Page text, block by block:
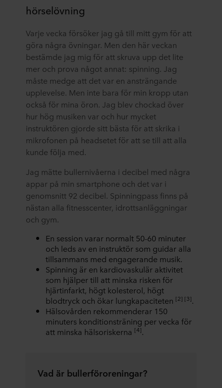
hörselövning
Varje vecka försöker jag gå till mitt gym för att
göra några övningar. Men den här veckan
bestämde jag mig för att skruva upp det lite
mer och prova något annat: spinning. Jag
måste medge att det var en ansträngande
upplevelse. Men inte bara för min kropp utan
också för mina öron. Jag blev chockad över
hur hög musiken var och hur mycket
instruktören gjorde sitt bästa för att skrika i
mikrofonen på headsetet för att se till att alla
kunde följa med.
Jag mätte bullernivåerna i decibel med några
appar på min smartphone och det var i
genomsnitt 92 decibel. Spinningpass finns på
nästan alla fitnesscenter, idrottsanläggningar
och gym.
En session varar normalt 50-60 minuter
och leds av en instruktör som guidar alla
tillsammans med engagerande musik.
Spinning är en kardiovaskulär aktivitet
som hjälper till att minska risken för
hjärtinfarkt, högt kolesterol, högt
blodtryck och ökar lungkapaciteten [2] [3].
Hälsovården rekommenderar 150
minuters konditionsträning per vecka för
att minska hälsoriskerna [4].
Vad är bullerföroreningar?